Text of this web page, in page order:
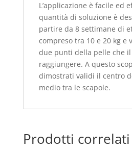
L’applicazione è facile ed
quantità di soluzione è
partire da 8 settimane di
compreso tra 10 e 20 kg e
due punti della pelle che il
raggiungere. A questo
dimostrati validi il centro
medio tra le scapole.
Prodotti correlati